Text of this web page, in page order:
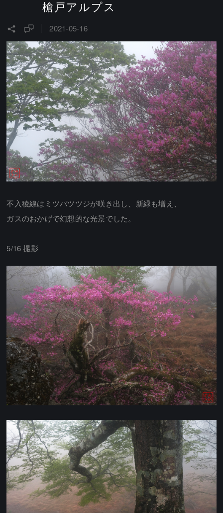
槍戸アルプス
2021-05-16
不入稜線はミツバツツジが咲き出し、新緑も増え、
ガスのおかげで幻想的な光景でした。
5/16 撮影